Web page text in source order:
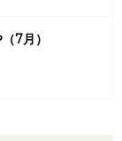
7月）